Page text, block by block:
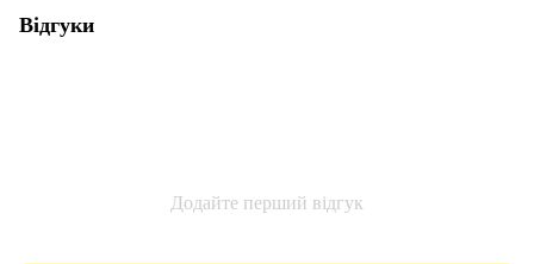
Відгуки
Додайте перший відгук